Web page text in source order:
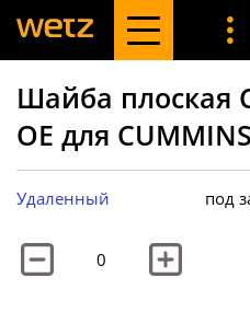
Шайба плоская
OE для
Удаленный под